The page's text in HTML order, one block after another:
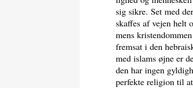
sig sikre. Set med
skaffes af vejen helt
mens
fremsat i den
med islams øjne er
den har ingen
perfekte religion til